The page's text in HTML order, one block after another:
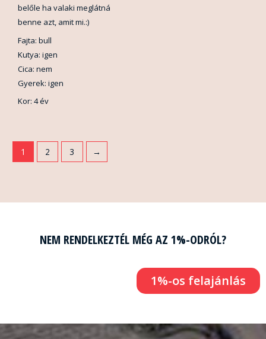
belőle ha valaki meglátná
benne azt, amit mi.:)
Fajta: bull
Kutya: igen
Cica: nem
Gyerek: igen
Kor: 4 év
1 2 3 →
NEM RENDELKEZTÉL MÉG AZ 1%-ODRÓL?
1%-os felajánlás